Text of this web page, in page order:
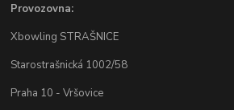
Provozovna:
Xbowling STRAŠNICE
Starostrašnická 1002/58
Praha 10 - Vršovice